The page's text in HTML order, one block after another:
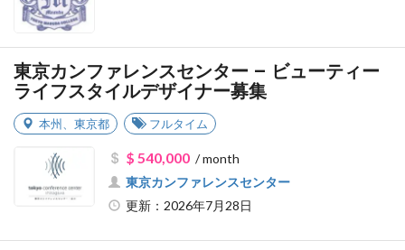
東京カンファレンスセンター – ビューティー
ライフスタイルデザイナー募集
本州 東京都 フルタイム
$ 540,000/ month
東京カンファレンスセンター
更新：2026年7月28日